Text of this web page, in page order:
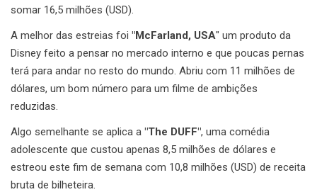
somar 16,5 milhões (USD).
A melhor das estreias foi "McFarland, USA" um produto da
Disney feito a pensar no mercado interno e que poucas pernas
terá para andar no resto do mundo. Abriu com 11 milhões de
dólares, um bom número para um filme de ambições
reduzidas.
Algo semelhante se aplica a "The DUFF", uma comédia
adolescente que custou apenas 8,5 milhões de dólares e
estreou este fim de semana com 10,8 milhões (USD) de receita
bruta de bilheteira.